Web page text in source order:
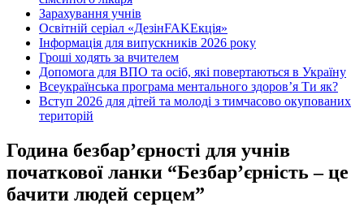
Зарахування учнів
Освітній серіал «ДезінFAKEкція»
Інформація для випускників 2026 року
Гроші ходять за вчителем
Допомога для ВПО та осіб, які повертаються в Україну
Всеукраїнська програма ментального здоров’я Ти як?
Вступ 2026 для дітей та молоді з тимчасово окупованих
територій
Година безбар’єрності для учнів
початкової ланки “Безбар’єрність – це
бачити людей серцем”